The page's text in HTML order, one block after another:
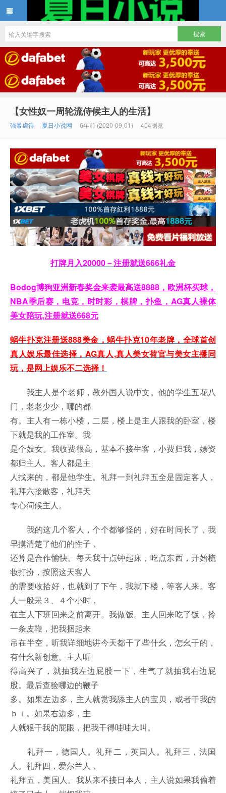
夏日小说
【女性奴一周轮流侍候主人的生活】
强暴虐待 夏日小说网 6年前 (2020-09-01) 404浏览
打牌月入20000－注册就送666礼金
Bodog博狗亚洲新春奖金来袭最高送8888，欧洲杯买球，
NBA季后赛，电竞，时时彩，棋牌，扑鱼，AG真人裸体
美女陪玩,注册就送668元
蜗牛扑克注册送888美金，蜗牛扑克10年老牌，全球首创
真人娱乐最佳选择，AG真人,真人美女荷官与美女主播同
玩，是网上娱乐不二选择！
我主人是个老师，教外国人说中文。他的学生五花八
门，老老少少，哪的都
有。主人有一栋小楼，二层，楼上是主人跟我的卧室，楼
下就是我的工作室。我
是个妓女。我收费很高，基本不接生客，小费归我，嫖资
都归主人。客人都是主
人找来的，都是他学生。礼拜一到礼拜五全是固定客人，
礼拜六接散客，礼拜天
专心伺候主人。
我的这几个客人，个个都够怪的，好在时间长了，我
早摸清楚了他们的性子，
还算是合作愉快。每天我十点钟起床，吃点东西，开始梳
妆打扮，按照这天客人
的需要收拾好，也就到了下午，我就下楼，等客人来。客
人一般呆３、４个小时，
在主人下班回来之前离开。我做饭。主人回来吃了饭，拎
一条皮鞭，把我捆起来
吊在半空，听我详细地讲今天都干了些什幺，怎幺干的，
有什幺新创意。主人听
得高兴了，就抽我左边屁股一下，生气了就抽我右边屁
股。最后查验哪边的鞭子
多。如果左边多，主人就赏我舔主人的宝贝，或者干我的
ｂｉ。如果右边多，主
人就狠干我的屁眼，把我干得哇哇大叫。
礼拜一，德国人。礼拜二，英国人。礼拜三，法国
人。礼拜四，爱尔兰人，
礼拜五，美国人。我从来不接日本人，主人说如果我偷着